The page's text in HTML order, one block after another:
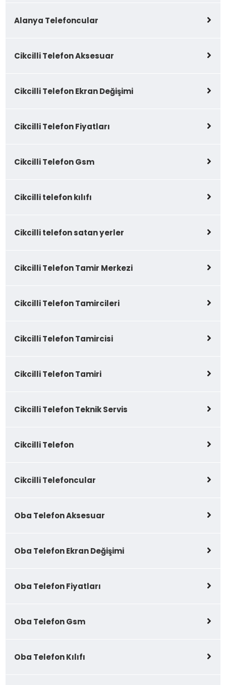
Alanya Telefoncular
Cikcilli Telefon Aksesuar
Cikcilli Telefon Ekran Değişimi
Cikcilli Telefon Fiyatları
Cikcilli Telefon Gsm
Cikcilli telefon kılıfı
Cikcilli telefon satan yerler
Cikcilli Telefon Tamir Merkezi
Cikcilli Telefon Tamircileri
Cikcilli Telefon Tamircisi
Cikcilli Telefon Tamiri
Cikcilli Telefon Teknik Servis
Cikcilli Telefon
Cikcilli Telefoncular
Oba Telefon Aksesuar
Oba Telefon Ekran Değişimi
Oba Telefon Fiyatları
Oba Telefon Gsm
Oba Telefon Kılıfı